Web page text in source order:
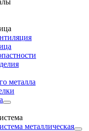
металла
металлическая